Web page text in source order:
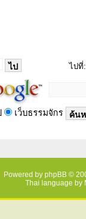
ไปที่:
เว็บธรรมจักร
Powered by phpBB ©
Thai language by